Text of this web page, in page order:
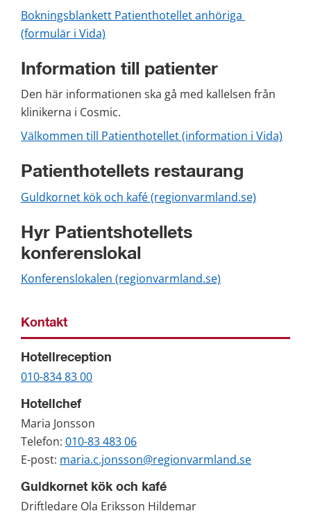
Bokningsblankett Patienthotellet anhöriga
(formulär i Vida)
Information till patienter
Den här informationen ska gå med kallelsen från
klinikerna i Cosmic.
Välkommen till Patienthotellet (information i Vida)
Patienthotellets restaurang
Guldkornet kök och kafé (regionvarmland.se)
Hyr Patientshotellets
konferenslokal
Konferenslokalen (regionvarmland.se)
Kontakt
Hotellreception
010-834 83 00
Hotellchef
Maria Jonsson
Telefon: 010-83 483 06
E-post: maria.c.jonsson@regionvarmland.se
Guldkornet kök och kafé
Driftledare Ola Eriksson Hildemar